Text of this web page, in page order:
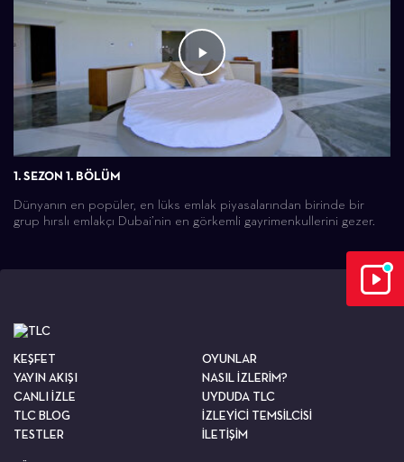
1. SEZON 1. BÖLÜM
Dünyanın en popüler, en lüks emlak piyasalarından birinde bir
grup hırslı emlakçı Dubai’nin en görkemli gayrimenkullerini gezer.
KEŞFET
YAYIN AKIŞI
CANLI İZLE
TLC BLOG
TESTLER
OYUNLAR
NASIL İZLERİM?
UYDUDA TLC
İZLEYİCİ TEMSİLCİSİ
İLETİŞİM